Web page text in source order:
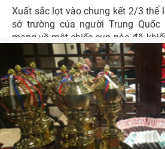
Xuất sắc lọt vào chung kết 2/3 thể
sở trường của người Trung Quốc
mang về một chiếc cup nào đã
mà cả khán giả Việt Nam cũng